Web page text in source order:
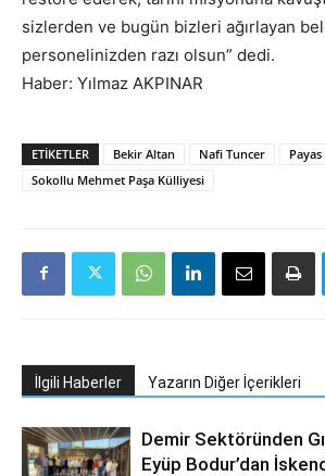
sizlerden ve bugün bizleri ağırlayan
personelinizden razı olsun” dedi.
Haber: Yılmaz AKPINAR
ETIKETLER Bekir Altan Nafi Tuncer
Sokollu Mehmet Paşa Külliyesi
İlgili Haberler Yazarın Diğer İçerikleri
Demir Sektöründen
Eyüp Bodur’dan